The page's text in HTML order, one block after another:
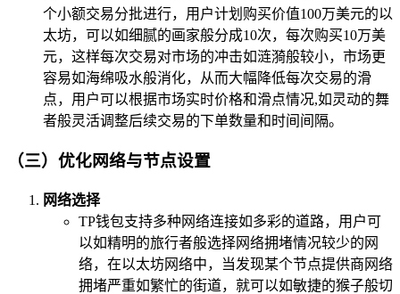
个小额交易分批进行，用户计划购买价值100万美元的以
太坊，可以如细腻的画家般分成10次，每次购买10万美
元，这样每次交易对市场的冲击如涟漪般较小，市场更
容易如海绵吸水般消化，从而大幅降低每次交易的滑
点，用户可以根据市场实时价格和滑点情况,如灵动的舞
者般灵活调整后续交易的下单数量和时间间隔。
（三）优化网络与节点设置
网络选择
TP钱包支持多种网络连接如多彩的道路，用户可
以如精明的旅行者般选择网络拥堵情况较少的网
络，在以太坊网络中，当发现某个节点提供商网络
拥堵严重如繁忙的街道，就可以如敏捷的猴子般切